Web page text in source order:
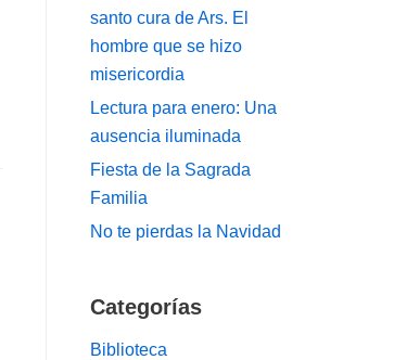
santo cura de Ars. El
hombre que se hizo
misericordia
Lectura para enero: Una
ausencia iluminada
Fiesta de la Sagrada
Familia
No te pierdas la Navidad
Categorías
Biblioteca